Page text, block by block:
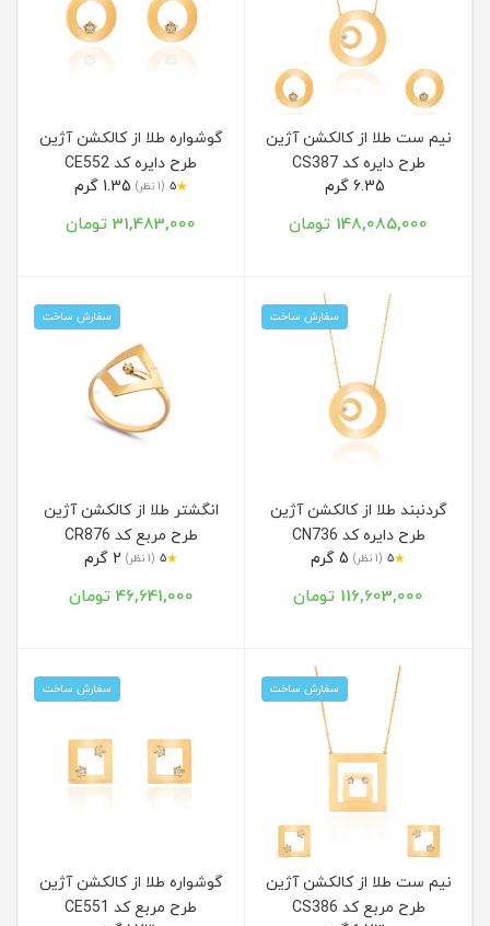
نیم ست طلا از کالکشن آژین
طرح دایره کد CS387
148,085,000 تومان
گوشواره طلا از کالکشن آژین
طرح دایره کد CE552
★
5 (1 نظر)
31,483,000 تومان
سفارش ساخت
گردنبند طلا از کالکشن آژین
طرح دایره کد CN736
★
5 (1 نظر)
116,603,000 تومان
سفارش ساخت
انگشتر طلا از کالکشن آژین
طرح مربع کد CR876
★
5 (1 نظر)
46,641,000 تومان
سفارش ساخت
نیم ست طلا از کالکشن آژین
طرح مربع کد CS386
سفارش ساخت
گوشواره طلا از کالکشن آژین
طرح مربع کد CE551